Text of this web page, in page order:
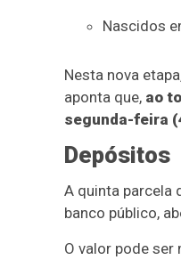
Nascidos
Nesta nova
aponta que, ao
segunda-feira
Depósitos
A quinta parcela
banco público,
O valor pode